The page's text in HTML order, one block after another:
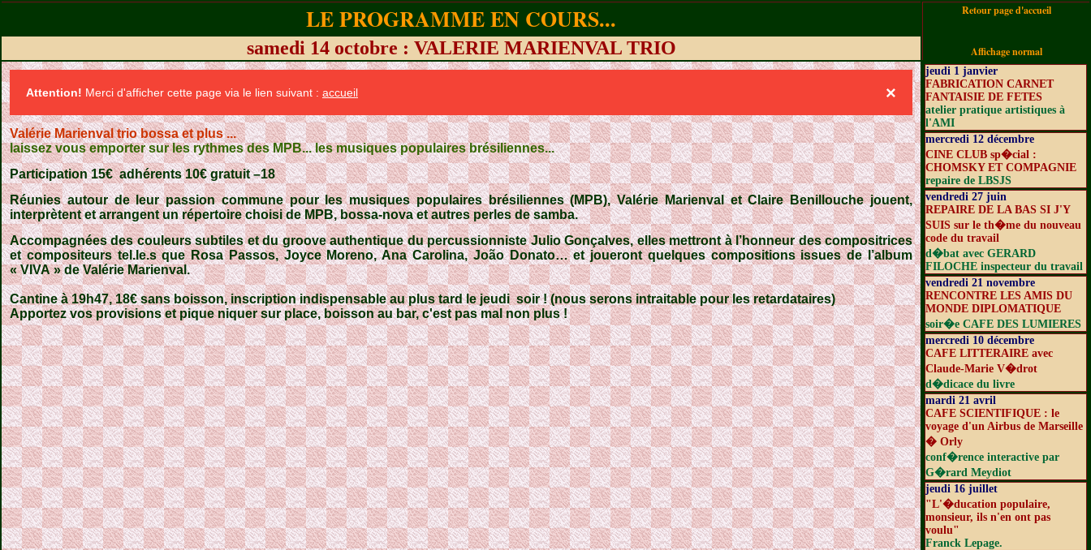
LE PROGRAMME EN COURS... Retour page d'accueil
Affichage normal
samedi 14 octobre : VALERIE MARIENVAL TRIO
×
Attention! Merci d'afficher cette page via le lien suivant : accueil
Valérie Marienval trio bossa et plus ...
laissez vous emporter sur les rythmes des MPB... les musiques populaires brésiliennes...
Participation 15€ adhérents 10€ gratuit –18
Réunies autour de leur passion commune pour les musiques populaires brésiliennes (MPB),Valérie MarienvaletClaire Benillouchejouent,
interprètent et arrangent un répertoire choisi de MPB, bossa-nova et autres perles de samba.
Accompagnées des couleurs subtiles et du groove authentique du percussionnisteJulio Gonçalves, elles mettront à l’honneur des compositrices
et compositeurs tel.le.s que Rosa Passos, Joyce Moreno, Ana Carolina, João Donato… et joueront quelques compositions issues de l’album
« VIVA » de Valérie Marienval.
Cantine à 19h47, 18€ sans boisson, inscription indispensable au plus tard le jeudi soir ! (nous serons intraitable pour les retardataires)
Apportez vos provisions et pique niquer sur place, boisson au bar, c'est pas mal non plus !
jeudi 1 janvier
FABRICATION CARNET
FANTAISIE DE FETES
atelier pratique artistiques à
l'AMI
mercredi 12 décembre
CINE CLUB sp�cial :
CHOMSKY ET COMPAGNIE
repaire de LBSJS
vendredi 27 juin
REPAIRE DE LA BAS SI J'Y
SUIS sur le th�me du nouveau
code du travail
d�bat avec GERARD
FILOCHE inspecteur du travail
vendredi 21 novembre
RENCONTRE LES AMIS DU
MONDE DIPLOMATIQUE
soir�e CAFE DES LUMIERES
mercredi 10 décembre
CAFE LITTERAIRE avec
Claude-Marie V�drot
d�dicace du livre
mardi 21 avril
CAFE SCIENTIFIQUE : le
voyage d'un Airbus de Marseille
� Orly
conf�rence interactive par
G�rard Meydiot
jeudi 16 juillet
"L'�ducation populaire,
monsieur, ils n'en ont pas
voulu"
Franck Lepage.